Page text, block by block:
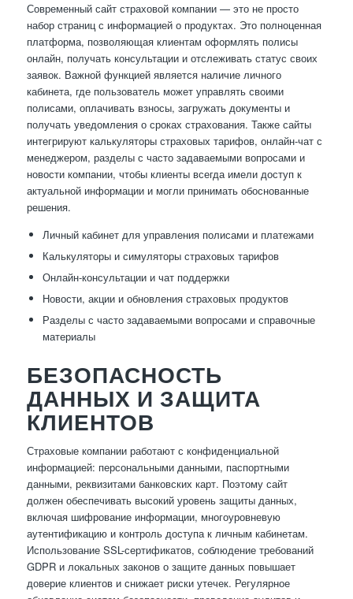
Современный сайт страховой компании — это не просто
набор страниц с информацией о продуктах. Это полноценная
платформа, позволяющая клиентам оформлять полисы
онлайн, получать консультации и отслеживать статус своих
заявок. Важной функцией является наличие личного
кабинета, где пользователь может управлять своими
полисами, оплачивать взносы, загружать документы и
получать уведомления о сроках страхования. Также сайты
интегрируют калькуляторы страховых тарифов, онлайн-чат с
менеджером, разделы с часто задаваемыми вопросами и
новости компании, чтобы клиенты всегда имели доступ к
актуальной информации и могли принимать обоснованные
решения.
Личный кабинет для управления полисами и платежами
Калькуляторы и симуляторы страховых тарифов
Онлайн-консультации и чат поддержки
Новости, акции и обновления страховых продуктов
Разделы с часто задаваемыми вопросами и справочные
материалы
БЕЗОПАСНОСТЬ
ДАННЫХ И ЗАЩИТА
КЛИЕНТОВ
Страховые компании работают с конфиденциальной
информацией: персональными данными, паспортными
данными, реквизитами банковских карт. Поэтому сайт
должен обеспечивать высокий уровень защиты данных,
включая шифрование информации, многоуровневую
аутентификацию и контроль доступа к личным кабинетам.
Использование SSL-сертификатов, соблюдение требований
GDPR и локальных законов о защите данных повышает
доверие клиентов и снижает риски утечек. Регулярное